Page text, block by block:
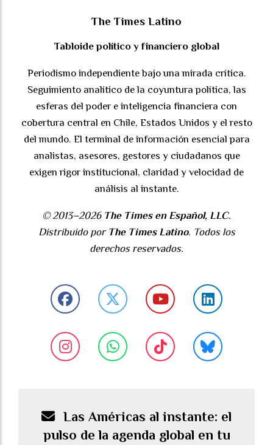
The Times Latino
Tabloide político y financiero global
Periodismo independiente bajo una mirada crítica.
Seguimiento analítico de la coyuntura política, las
esferas del poder e inteligencia financiera con
cobertura central en Chile, Estados Unidos y el resto
del mundo. El terminal de información esencial para
analistas, asesores, gestores y ciudadanos que
exigen rigor institucional, claridad y velocidad de
análisis al instante.
© 2013–2026 The Times en Español, LLC.
Distribuido por The Times Latino. Todos los
derechos reservados.
Las Américas al instante: el
pulso de la agenda global en tu